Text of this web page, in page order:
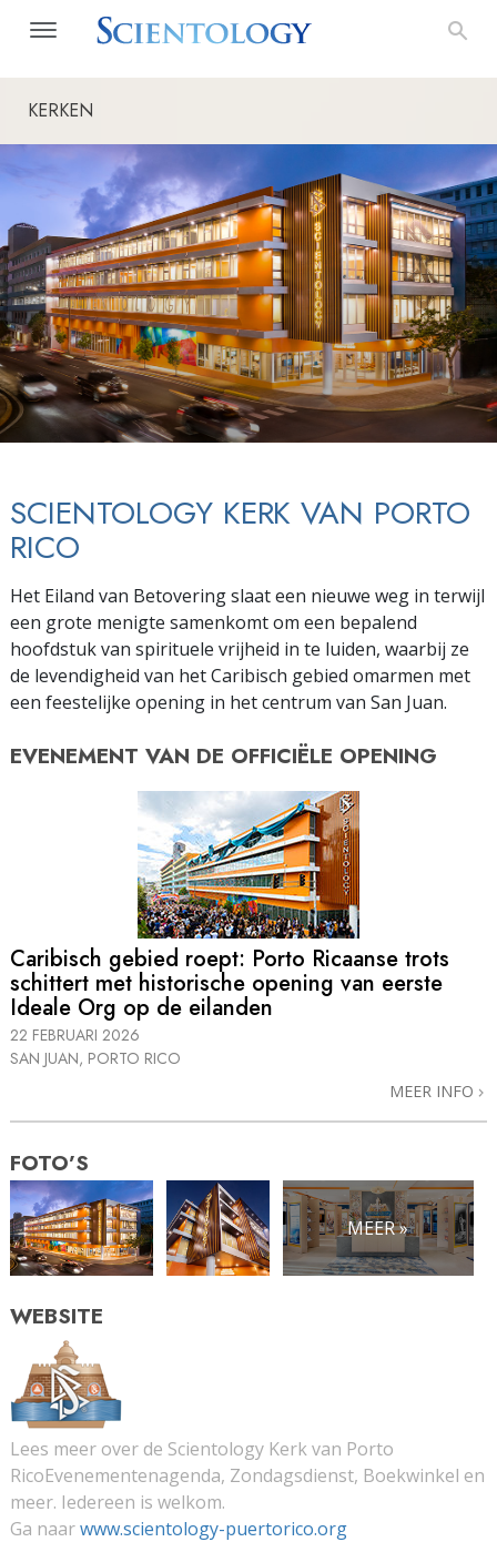
KERKEN
SCIENTOLOGY KERK VAN PORTO
RICO
Het Eiland van Betovering slaat een nieuwe weg in terwijl
een grote menigte samenkomt om een bepalend
hoofdstuk van spirituele vrijheid in te luiden, waarbij ze
de levendigheid van het Caribisch gebied omarmen met
een feestelijke opening in het centrum van San Juan.
EVENEMENT VAN DE OFFICIËLE OPENING
Caribisch gebied roept: Porto Ricaanse trots
schittert met historische opening van eerste
Ideale Org op de eilanden
22 FEBRUARI 2026
SAN JUAN, PORTO RICO
MEER INFO
FOTO’S
MEER »
WEBSITE
Lees meer over de Scientology Kerk van Porto
RicoEvenementenagenda, Zondagsdienst, Boekwinkel en
meer. Iedereen is welkom.
Ga naarwww.scientology-puertorico.org